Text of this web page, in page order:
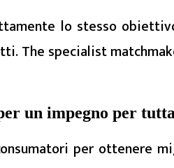
lo stesso
The specialist
un impegno per
per ottenere